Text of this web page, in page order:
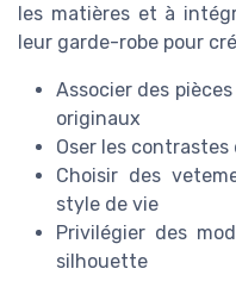
les matières et à
leur garde-robe pour
Associer des
originaux
Oser les
Choisir des
style de vie
Privilégier des
silhouette